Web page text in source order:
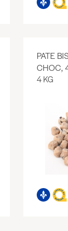
PATE
CHOC,
4 KG